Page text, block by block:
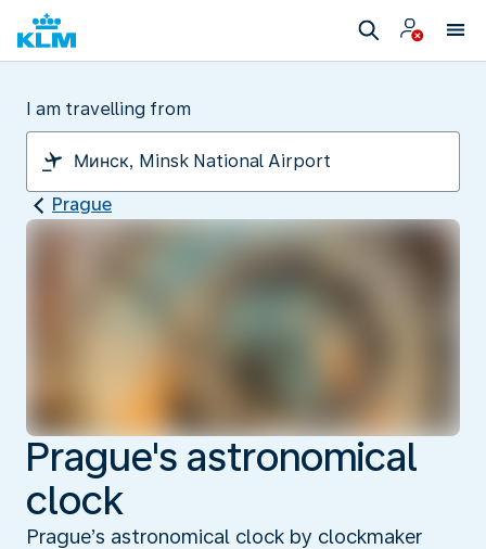
I am travelling from
Prague
Prague's astronomical
clock
Prague’s astronomical clock by clockmaker